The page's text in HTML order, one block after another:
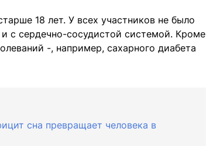
18 лет. У всех участников не было
с сердечно-сосудистой системой. Кроме
-, например, сахарного диабета
сна превращает человека в